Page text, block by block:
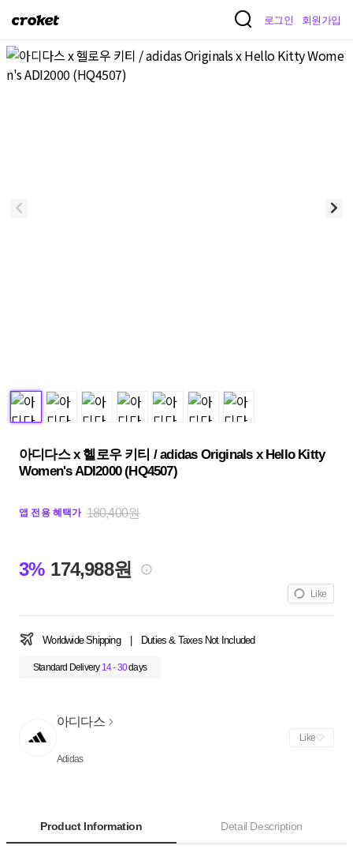
크
켓
로그인 회원가입
아디다스 x 헬로우 키티 / adidas Originals x Hello Kitty
Women's ADI2000 (HQ4507)
앱 전용 혜택가 180,400원
3% 174,988원
Like
Worldwide Shipping Duties & Taxes Not Included
Standard Delivery 14 - 30days
아디다스
Adidas
Like
Product Information Detail Description